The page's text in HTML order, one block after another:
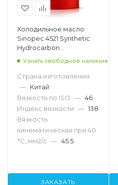
Холодильное масло
Sinopec 4521 Synthetic
Hydrocarbon
Refrigeration
Compressor Oil 46, 200л
Узнать свободное наличие
Страна изготовления
— Китай
Вязкость по ISO — 46
Индекс вязкости — 138
Вязкость
кинематическая при 40
°С, мм2/с — 45.5
ЗАКАЗАТЬ